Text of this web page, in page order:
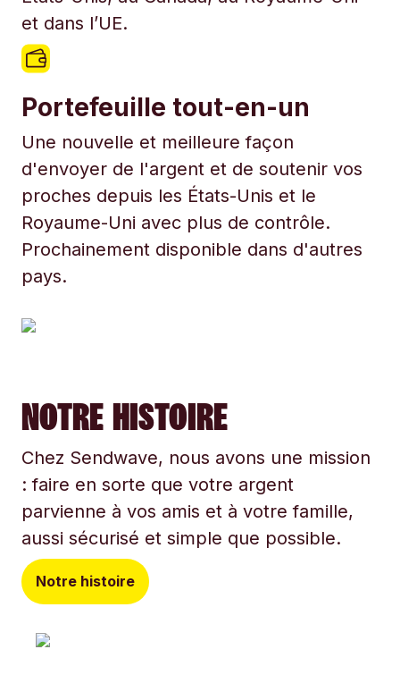
et dans l’UE.
Portefeuille tout-en-un
Une nouvelle et meilleure façon
d'envoyer de l'argent et de soutenir vos
proches depuis les États-Unis et le
Royaume-Uni avec plus de contrôle.
Prochainement disponible dans d'autres
pays.
NOTRE HISTOIRE
Chez Sendwave, nous avons une mission
: faire en sorte que votre argent
parvienne à vos amis et à votre famille,
aussi sécurisé et simple que possible.
Notre histoire